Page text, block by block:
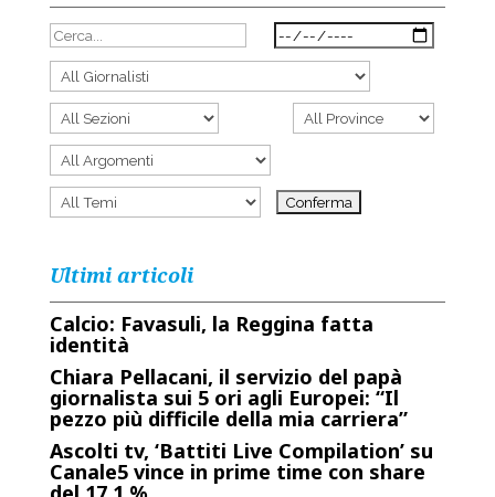
Ultimi articoli
Calcio: Favasuli, la Reggina fatta
identità
Chiara Pellacani, il servizio del papà
giornalista sui 5 ori agli Europei: “Il
pezzo più difficile della mia carriera”
Ascolti tv, ‘Battiti Live Compilation’ su
Canale5 vince in prime time con share